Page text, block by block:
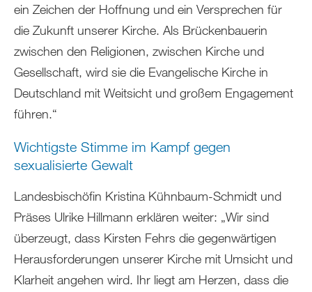
ein Zeichen der Hoffnung und ein Versprechen für
die Zukunft unserer Kirche. Als Brückenbauerin
zwischen den Religionen, zwischen Kirche und
Gesellschaft, wird sie die Evangelische Kirche in
Deutschland mit Weitsicht und großem Engagement
führen.“
Wichtigste Stimme im Kampf gegen
sexualisierte Gewalt
Landesbischöfin Kristina Kühnbaum-Schmidt und
Präses Ulrike Hillmann erklären weiter: „Wir sind
überzeugt, dass Kirsten Fehrs die gegenwärtigen
Herausforderungen unserer Kirche mit Umsicht und
Klarheit angehen wird. Ihr liegt am Herzen, dass die